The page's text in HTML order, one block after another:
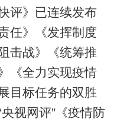
评》已连续发布
任》《发挥制度
击战》《统筹推
《全力实现疫情
目标任务的双胜
视网评”《疫情防